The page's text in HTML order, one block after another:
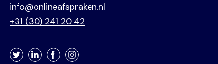
info@onlineafspraken.nl
+31 (30) 241 20 42
TwitterLinkedInFacebookInstagram